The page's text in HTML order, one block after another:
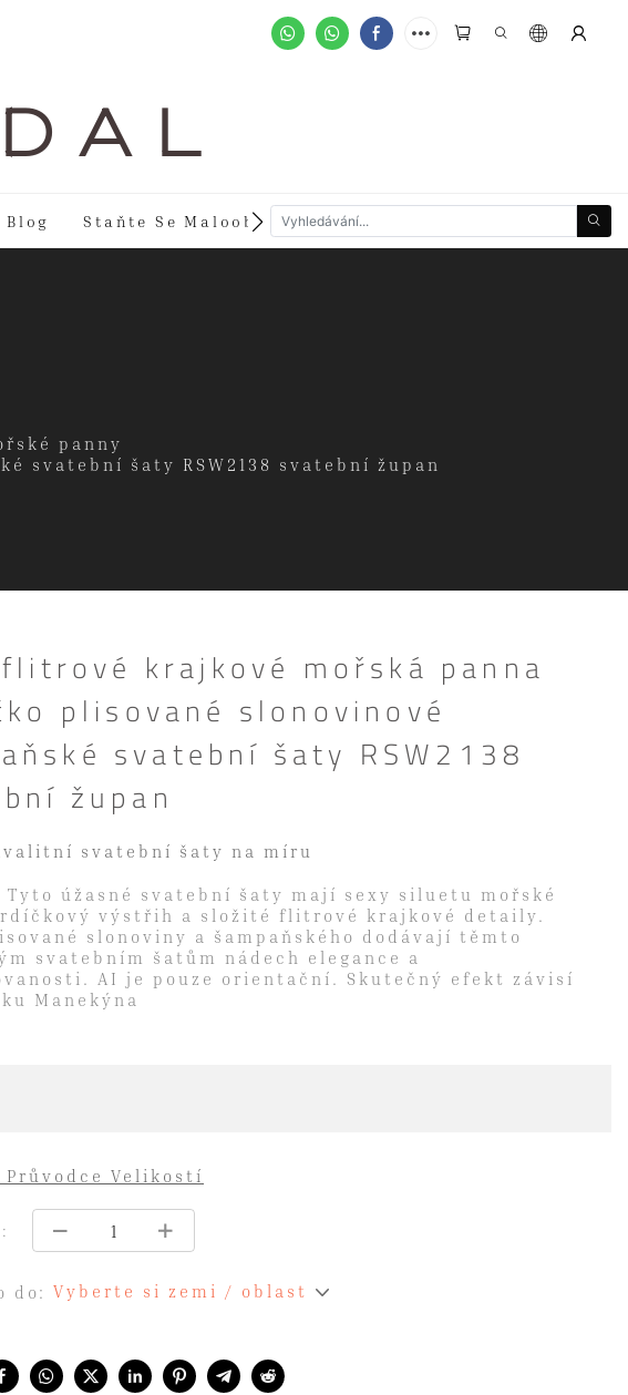
A L
Blog Staňte Se Maloobchodníkem Zakázkové Objednávky
panny
svatební šaty RSW2138 svatební župan
krajkové mořská panna
plisované slonovinové
svatební šaty RSW2138
župan
svatební šaty na míru
Tyto úžasné svatební šaty mají sexy siluetu mořské
výstřih a složité flitrové krajkové detaily.
slonoviny a šampaňského dodávají těmto
svatebním šatům nádech elegance a
AI je pouze orientační. Skutečný efekt závisí
Manekýna
do: Vyberte si zemi / oblast
Velikostí